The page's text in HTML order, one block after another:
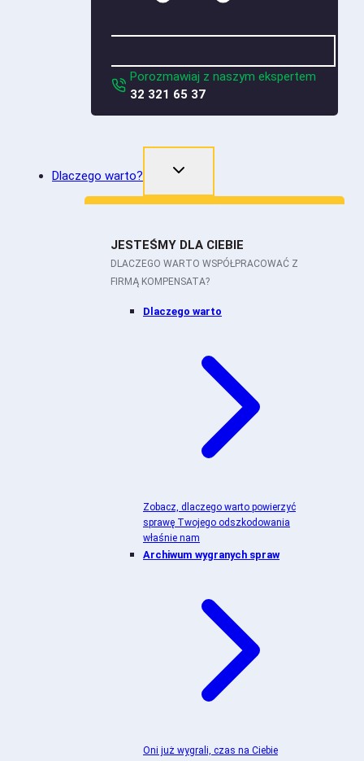
Porozmawiaj z naszym ekspertem
32 321 65 37
Dlaczego warto?
JESTEŚMY DLA CIEBIE
DLACZEGO WARTO WSPÓŁPRACOWAĆ Z
FIRMĄ KOMPENSATA?
Dlaczego warto
Zobacz, dlaczego warto powierzyć
sprawę Twojego odszkodowania
właśnie nam
Archiwum wygranych spraw
Oni już wygrali, czas na Ciebie